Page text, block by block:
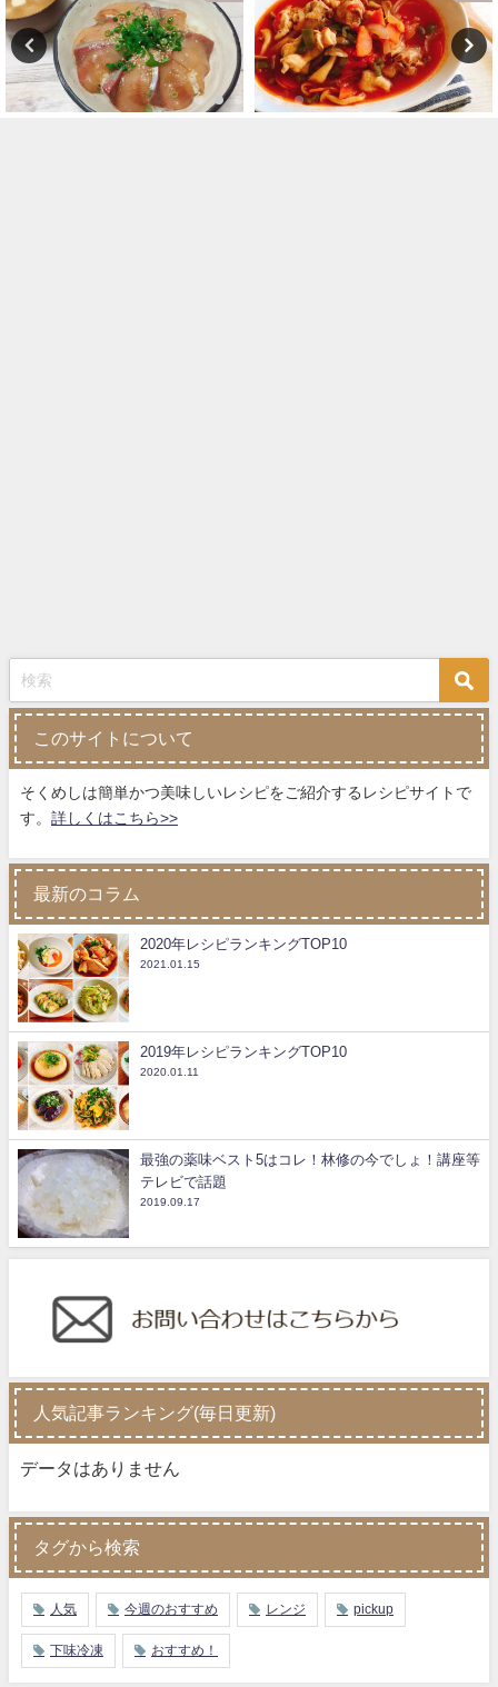
このサイトについて
そくめしは簡単かつ美味しいレシピをご紹介するレシピサイトで
す。 詳しくはこちら>>
最新のコラム
2020年レシピランキングTOP10
2021.01.15
2019年レシピランキングTOP10
2020.01.11
最強の薬味ベスト5はコレ！林修の今でしょ！講座等
テレビで話題
2019.09.17
人気記事ランキング(毎日更新)
データはありません
タグから検索
人気 今週のおすすめ レンジ pickup
下味冷凍 おすすめ！